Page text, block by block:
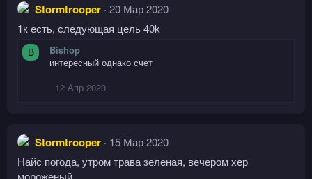
Stormtrooper 20 Мар 2020
1к есть, следующая цель 40k
B
Bishop
интересный однако счет
12 Апр 2020
Stormtrooper
15 Мар 2020
Найс погода, утром трава зелёная, вечером хер
мороженый